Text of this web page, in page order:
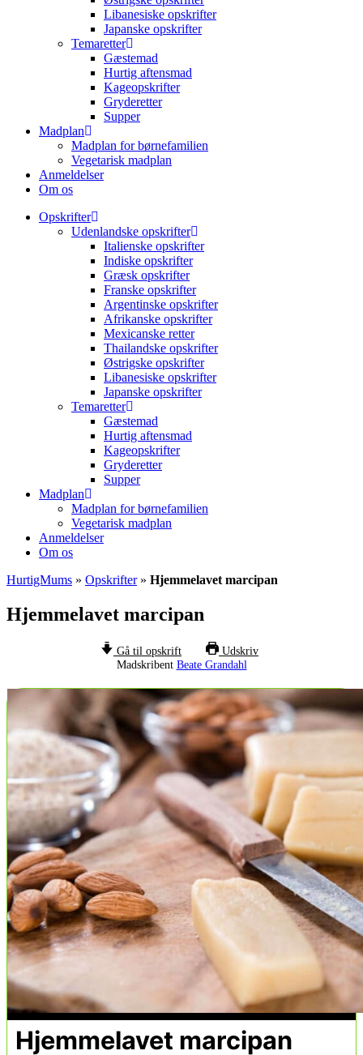
Libanesiske opskrifter
Japanske opskrifter
Temaretter
Gæstemad
Hurtig aftensmad
Kageopskrifter
Gryderetter
Supper
Madplan
Madplan for børnefamilien
Vegetarisk madplan
Anmeldelser
Om os
Opskrifter
Udenlandske opskrifter
Italienske opskrifter
Indiske opskrifter
Græsk opskrifter
Franske opskrifter
Argentinske opskrifter
Afrikanske opskrifter
Mexicanske retter
Thailandske opskrifter
Østrigske opskrifter
Libanesiske opskrifter
Japanske opskrifter
Temaretter
Gæstemad
Hurtig aftensmad
Kageopskrifter
Gryderetter
Supper
Madplan
Madplan for børnefamilien
Vegetarisk madplan
Anmeldelser
Om os
HurtigMums » Opskrifter» Hjemmelavet marcipan
Hjemmelavet marcipan
Gå til opskrift
Udskriv
Madskribent Beate Grandahl
Hjemmelavet marcipan